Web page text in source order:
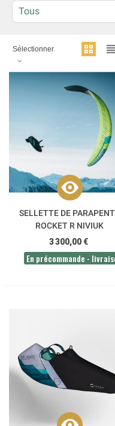
Sélectionner
SELLETTE DE
ROCKET R NIVIUK
3 300,00 €
En précommande -